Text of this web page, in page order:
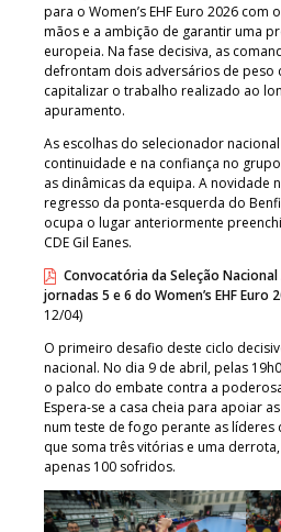
para o Women’s EHF Euro 2026
mãos e a ambição de garantir uma
europeia. Na fase decisiva, as
defrontam dois adversários de peso
capitalizar o trabalho realizado ao
apuramento.
As escolhas do selecionador
continuidade e na confiança no
as dinâmicas da equipa. A novidade
regresso da ponta-esquerda do
ocupa o lugar anteriormente
CDE Gil Eanes.
Convocatória da Seleção Nacional
jornadas 5 e 6 do Women’s EHF Euro
12/04)
O primeiro desafio deste ciclo
nacional. No dia 9 de abril, pelas
o palco do embate contra a
Espera-se a casa cheia para apoiar
num teste de fogo perante as
que soma três vitórias e uma
apenas 100 sofridos.